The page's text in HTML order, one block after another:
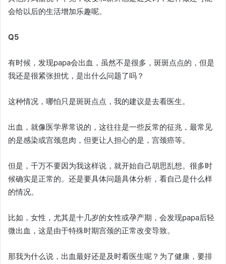
会给以后的生活增加乐趣呢。
Q5
有时候，发现papa会出血，虽然不是很多，斑斑点点的，但是
我还是很紧张担忧，是出什么问题了吗？
这种情况，哪怕只是斑斑点点，我的建议是去看医生。
出血，就像医学界常说的，这往往是一些反常的征兆，最常见
的是感染或宫颈息肉，但更让人担心的是，宫颈癌等。
但是，千万不要因为我这样说，就开始自己胡思乱想。很多时
候确实是正常的。还是要具体问题具体分析，看自己是什么样
的情况。
比如，女性，尤其是十几岁的女性或孕产期，会发现papa后轻
微出血，这是由于特殊时期宫颈的正常改变导致。
那我为什么说，出血最好还是及时看医生呢？为了健康，要排